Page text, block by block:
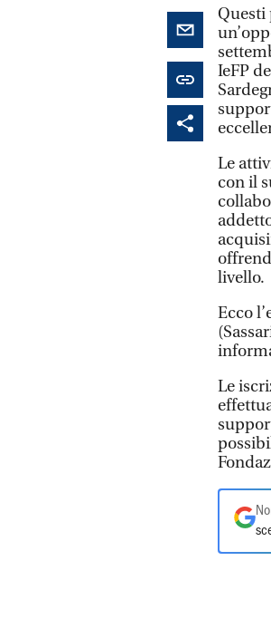
Questi
IeFP
Le
con il
livello.
Ecco
Le